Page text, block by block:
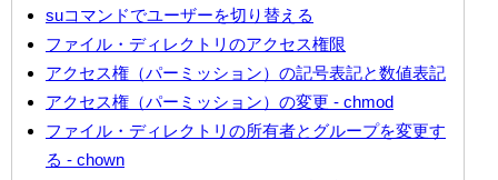
suコマンドでユーザーを切り替える
ファイル・ディレクトリのアクセス権限
アクセス権（パーミッション）の記号表記と数値表記
アクセス権（パーミッション）の変更 - chmod
ファイル・ディレクトリの所有者とグループを変更す
る - chown